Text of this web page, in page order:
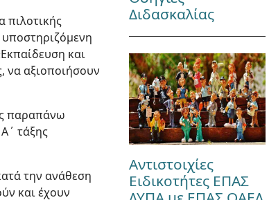
πιλοτικής
και
να αξιοποιήσουν
παραπάνω
τάξης
την ανάθεση
και έχουν
Διδασκαλίας
Αντιστοιχίες
Ειδικοτήτες ΕΠΑΣ